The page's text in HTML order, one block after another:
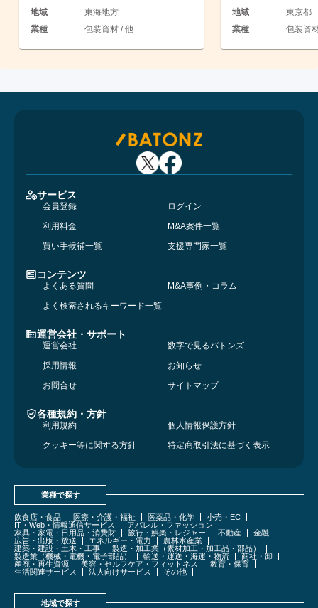
地域
東海地方
業種
包装資材 / 他
地域
東京都
業種
包装資
サービス
会員登録
ログイン
利用料金
M&A案件一覧
買い手候補一覧
支援専門家一覧
コンテンツ
よくある質問
M&A事例・コラム
よく検索されるキーワード一覧
運営会社・サポート
運営会社
数字で見るバトンズ
採用情報
お知らせ
お問合せ
サイトマップ
各種規約・方針
利用規約
個人情報保護方針
クッキー等に関する方針
特定商取引法に基づく表示
業種で探す
飲食店・食品 医療・介護・福祉 医薬品・化学
小売・EC
IT・Web・情報通信サービス
アパレル・ファッション
家具・家電・日用品・消費財
旅行・娯楽・レジャー 不動産
金融
広告・出版・放送
エネルギー・電力
農林水産業
建築・建設・土木・工事
製造・加工業（素材加工・加工品・部品）
製造業（機械・電機・電子部品）
輸送・運送・海運・物流
商社・卸
産廃・再生資源
美容・セルフケア・フィットネス
教育・保育
生活関連サービス
法人向けサービス その他
地域で探す